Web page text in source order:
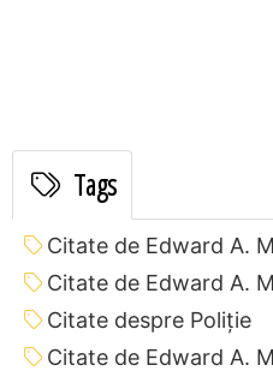
Tags
Citate de Edward A.
Citate de Edward A.
Citate despre Poliție
Citate de Edward A.